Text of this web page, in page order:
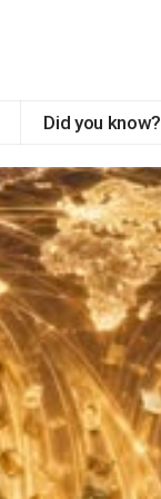
Did you know?